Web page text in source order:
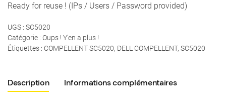
Ready for reuse ! (IPs / Users / Password provided)
UGS : SC5020
Catégorie : Oups ! Y'en a plus !
Étiquettes : COMPELLENT SC5020, DELL COMPELLENT, SC5020
Description Informations complémentaires